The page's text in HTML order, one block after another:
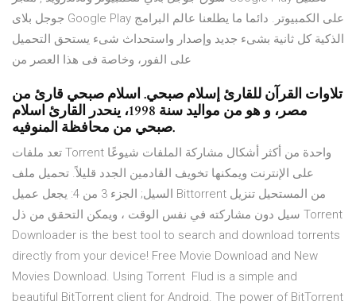
جوجل بلاى Google Play على الكمبيوتر. دائما ما يطلعنا عالم البرامج
الذكية كل ثانية بشىء جديد وإصدار واستحداث شىء يستحق التحميل
على الفور، وخاصة فى هذا العصر من
تلاوات القرآن للقارئ إسلام صبحي. اسلام صبحي قارئ من
مصر، و هو من مواليد سنة 1998، ينحدر القارئ اسلام
صبحي من محافظة المنوفيه.
تعد ملفات Torrent واحدة من أكثر أشكال مشاركة الملفات شيوعًا
على الإنترنت ويمكنها تخويف القادمين الجدد قليلاً. تحميل ملف
السيل; الجزء 3 من 4: يجعل عميل Bittorrent من المستحيل تنزيل
سيل دون مشاركته في نفس الوقت ، ويمكن التحقق من ذل Torrent
Downloader is the best tool to search and download torrents
directly from your device! Free Movie Download and New
Movies Download. Using Torrent Flud is a simple and
beautiful BitTorrent client for Android. The power of BitTorrent